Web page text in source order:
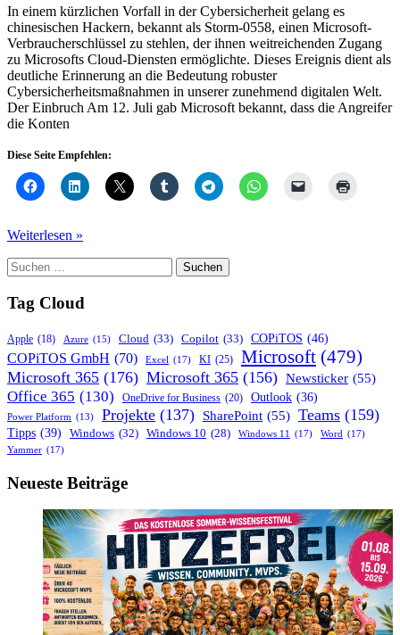
In einem kürzlichen Vorfall in der Cybersicherheit gelang es
chinesischen Hackern, bekannt als Storm-0558, einen Microsoft-
Verbraucherschlüssel zu stehlen, der ihnen weitreichenden Zugang
zu Microsofts Cloud-Diensten ermöglichte. Dieses Ereignis dient als
deutliche Erinnerung an die Bedeutung robuster
Cybersicherheitsmaßnahmen in unserer zunehmend digitalen Welt.
Der Einbruch Am 12. Juli gab Microsoft bekannt, dass die Angreifer
die Konten
Diese Seite Empfehlen:
Der
Microsoft-
Ein
Weckruf
für
die
Cybersicherheit
Weiterlesen »
Suchen
nach:
Tag Cloud
Apple (18) Azure (15) Cloud (33) Copilot (33) COPiTOS (46)
COPiTOS GmbH (70) Excel (17) KI (25) Microsoft (479)
Microsoft 365 (176) Microsoft 365 (156) Newsticker (55)
Office 365 (130) OneDrive for Business (20) Outlook (36)
Power Platform (13) Projekte (137) SharePoint (55) Teams (159)
Tipps (39) Windows (32) Windows 10 (28) Windows 11 (17) Word (17)
Yammer (17)
Neueste Beiträge